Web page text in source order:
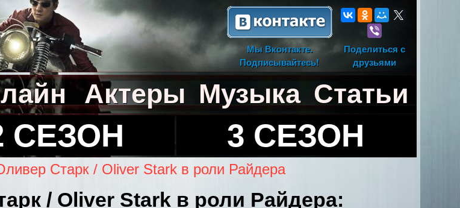
Мы Вконтакте.
Подписывайтесь!
Поделиться с
друзьями
Актеры Музыка Статьи
СЕЗОН 3 СЕЗОН
Старк / Oliver Stark в роли Райдера
/ Oliver Stark в роли Райдера: